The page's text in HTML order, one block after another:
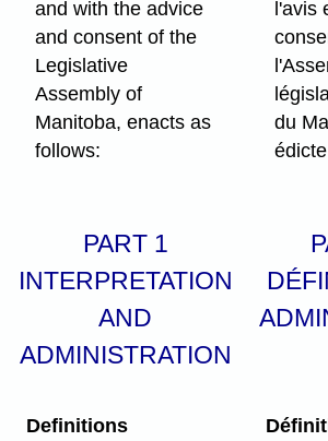
and with the advice
and consent of the
Legislative
Assembly of
Manitoba, enacts as
follows:
l'avis
du
PART 1
INTERPRETATION
AND
ADMINISTRATION
Definitions